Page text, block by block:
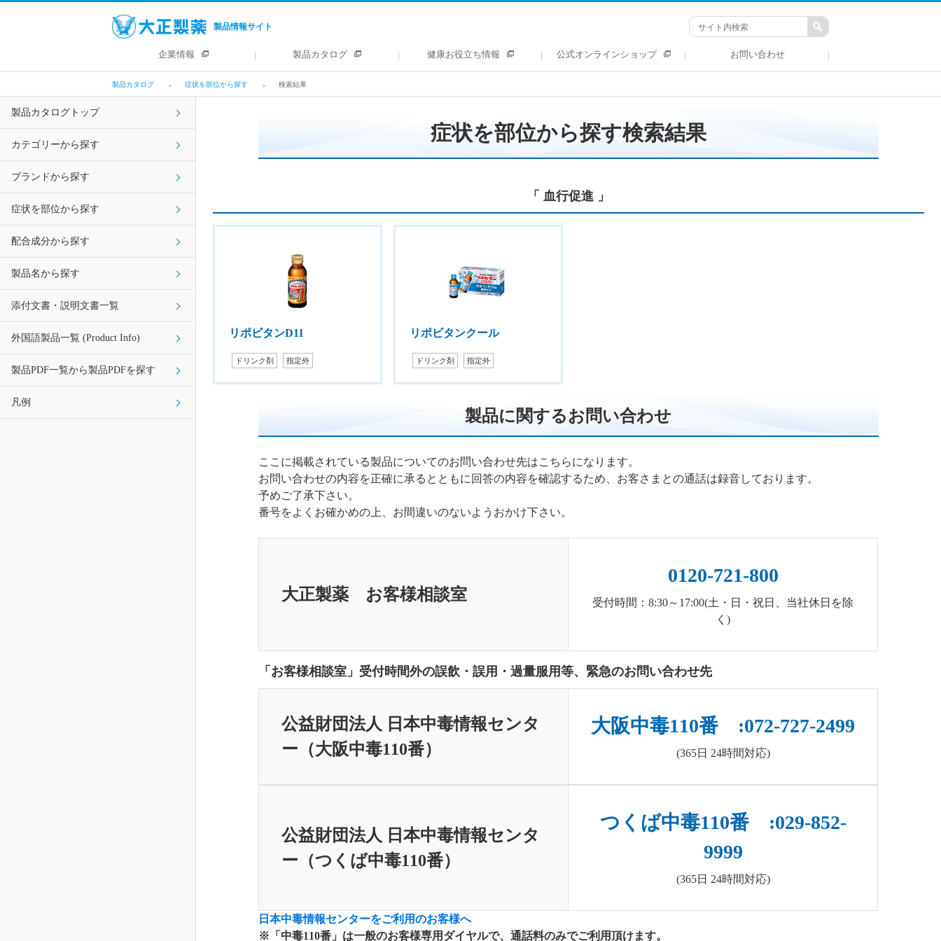
製品情報サイト
企業情報 製品カタログ 健康お役立ち情報 公式オンラインショップ お問い合わせ
製品カタログ 症状を部位から探す 検索結果
製品カタログトップ
カテゴリーから探す
ブランドから探す
症状を部位から探す
配合成分から探す
製品名から探す
添付文書・説明文書一覧
外国語製品一覧 (Product Info)
製品PDF一覧から製品PDFを探す
凡例
症状を部位から探す検索結果
「 血行促進 」
リポビタンD11
ドリンク剤 指定外
リポビタンクール
ドリンク剤 指定外
製品に関するお問い合わせ
ここに掲載されている製品についてのお問い合わせ先はこちらになります。
お問い合わせの内容を正確に承るとともに回答の内容を確認するため、お客さまとの通話は録音しております。
予めご了承下さい。
番号をよくお確かめの上、お間違いのないようおかけ下さい。
大正製薬 お客様相談室
0120-721-800
受付時間：8:30～17:00(土・日・祝日、当社休日を除
く)
「お客様相談室」受付時間外の誤飲・誤用・過量服用等、緊急のお問い合わせ先
公益財団法人 日本中毒情報センタ
ー（大阪中毒110番）
大阪中毒110番 :072-727-2499
(365日 24時間対応)
公益財団法人 日本中毒情報センタ
ー（つくば中毒110番）
つくば中毒110番 :029-852-
9999
(365日 24時間対応)
日本中毒情報センターをご利用のお客様へ
※「中毒110番」は一般のお客様専用ダイヤルで、通話料のみでご利用頂けます。